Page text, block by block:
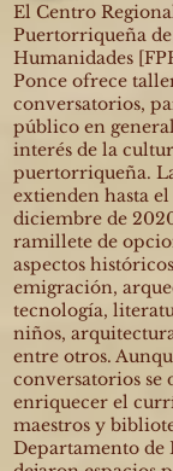
El Centro
Puertorriqueña
Humanidades
Ponce ofrece
conversatorios,
público en
interés de la
puertorriqueña.
extienden hasta el
diciembre de
ramillete de
aspectos
emigración,
tecnología,
niños,
entre otros.
conversatorios se
enriquecer el
maestros y
Departamento de